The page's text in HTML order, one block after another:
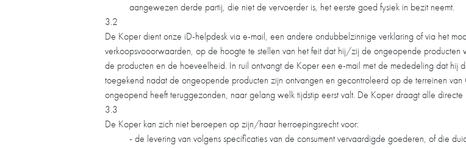
aangewezen derde partij, die niet de vervoerder is, het eerste goed fysiek in bezit neemt.
3.2
De Koper dient onze iD-helpdesk via e-mail, een andere ondubbelzinnige verklaring of via het
verkoopsvooorwaarden, op de hoogte te stellen van het feit dat hij/zij de ongeopende producten
de producten en de hoeveelheid. In ruil ontvangt de Koper een e-mail met de mededeling dat
toegekend nadat de ongeopende producten zijn ontvangen en gecontroleerd op de terreinen
ongeopend heeft teruggezonden, naar gelang welk tijdstip eerst valt. De Koper draagt alle
3.3
De Koper kan zich niet beroepen op zijn/haar herroepingsrecht voor:
- de levering van volgens specificaties van de consument vervaardigde goederen, of die